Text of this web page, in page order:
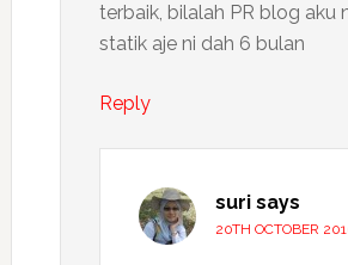
terbaik, bilalah PR blog aku
statik aje ni dah 6 bulan
Reply
suri says
20TH OCTOBER